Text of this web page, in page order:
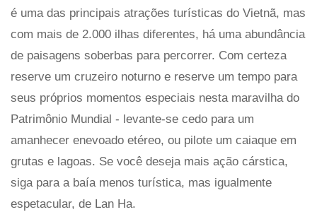
é uma das principais atrações turísticas do Vietnã, mas
com mais de 2.000 ilhas diferentes, há uma abundância
de paisagens soberbas para percorrer. Com certeza
reserve um cruzeiro noturno e reserve um tempo para
seus próprios momentos especiais nesta maravilha do
Patrimônio Mundial - levante-se cedo para um
amanhecer enevoado etéreo, ou pilote um caiaque em
grutas e lagoas. Se você deseja mais ação cárstica,
siga para a baía menos turística, mas igualmente
espetacular, de Lan Ha.